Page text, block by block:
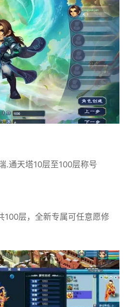
.通天塔10层至100层称号
100层，全新专属可任意愿修